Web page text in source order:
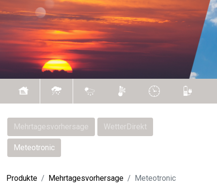
Mehrtagesvorhersage WetterDirekt
Meteotronic
Produkte Mehrtagesvorhersage Meteotronic